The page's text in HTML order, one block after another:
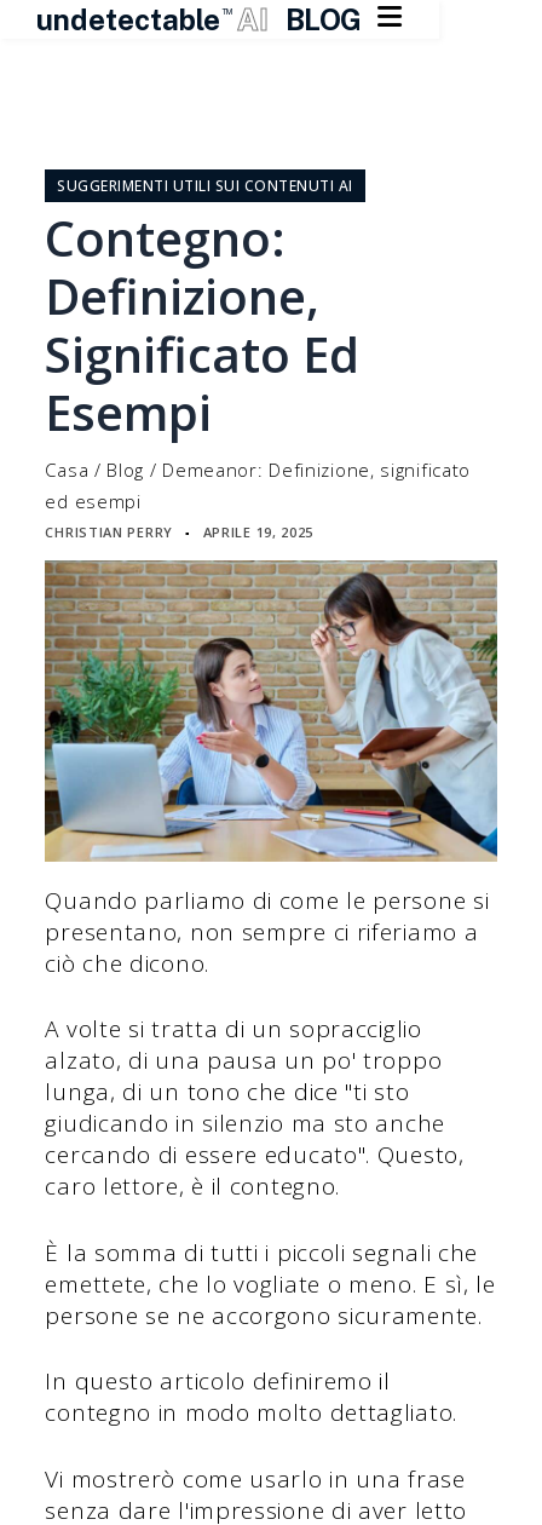
undetectable TM AI BLOG 
contenutoSUGGERIMENTI UTILI SUI CONTENUTI AI
Contegno:
Definizione,
Significato Ed
Esempi
Casa / Blog / Demeanor: Definizione, significato
ed esempi
CHRISTIAN PERRY ▪ APRILE 19, 2025
Quando parliamo di come le persone si
presentano, non sempre ci riferiamo a
ciò che dicono.
A volte si tratta di un sopracciglio
alzato, di una pausa un po' troppo
lunga, di un tono che dice "ti sto
giudicando in silenzio ma sto anche
cercando di essere educato". Questo,
caro lettore, è il contegno.
È la somma di tutti i piccoli segnali che
emettete, che lo vogliate o meno. E sì, le
persone se ne accorgono sicuramente.
In questo articolo definiremo il
contegno in modo molto dettagliato.
Vi mostrerò come usarlo in una frase
senza dare l'impressione di aver letto